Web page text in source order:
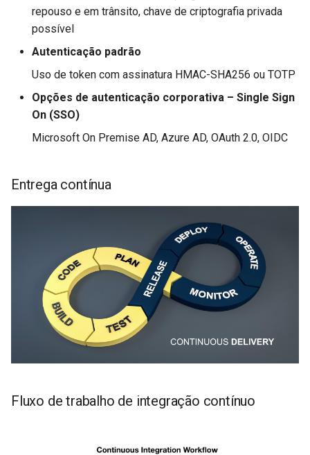
u
i
Diagrama SSO simplificado
Processo típico de
User Roles (Funções do
usuário)
Users (Usuários)
Guia do usuário do
Documents Integration
Integration
Pims Documents Integration
Integração FieldTwin com
Power BI
Pipeline Span Estimator
Wall Thickness Estimator
Guia do usuário do Well
Wind Farm Designer and Wind
Farm Reporter
repouso e em trânsito, chave de criptografia privada
possível
Autenticação padrão
Uso de token com assinatura HMAC-SHA256 ou TOTP
Opções de autenticação corporativa – Single Sign
On (SSO)
Microsoft On Premise AD, Azure AD, OAuth 2.0, OIDC
Entrega contínua
Fluxo de trabalho de integração contínuo